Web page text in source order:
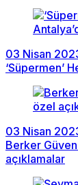
03 Nisan
‘Süpermen’
03 Nisan
Berker
açıklamalar